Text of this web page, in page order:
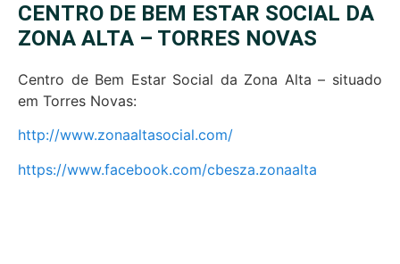
CENTRO DE BEM ESTAR SOCIAL DA
ZONA ALTA – TORRES NOVAS
Centro de Bem Estar Social da Zona Alta – situado
em Torres Novas:
http://www.zonaaltasocial.com/
https://www.facebook.com/cbesza.zonaalta